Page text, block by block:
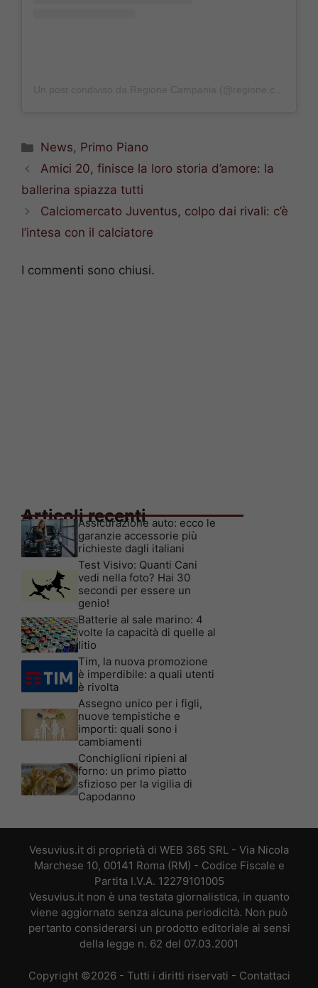
Categorie
News, Primo Piano
Amici 20, finisce la loro storia d’amore: la
ballerina spiazza tutti
Calciomercato Juventus, colpo dai rivali: c’è
l’intesa con il calciatore
I commenti sono chiusi.
Articoli recenti
Assicurazione auto: ecco le
garanzie accessorie più
richieste dagli italiani
Test Visivo: Quanti Cani
vedi nella foto? Hai 30
secondi per essere un
genio!
Batterie al sale marino: 4
volte la capacità di quelle al
litio
Tim, la nuova promozione
è imperdibile: a quali utenti
è rivolta
Assegno unico per i figli,
nuove tempistiche e
importi: quali sono i
cambiamenti
Conchiglioni ripieni al
forno: un primo piatto
sfizioso per la vigilia di
Capodanno
Vesuvius.it di proprietà di WEB 365 SRL - Via Nicola
Marchese 10, 00141 Roma (RM) - Codice Fiscale e
Partita I.V.A. 12279101005
Vesuvius.it non è una testata giornalistica, in quanto
viene aggiornato senza alcuna periodicità. Non può
pertanto considerarsi un prodotto editoriale ai sensi
della legge n. 62 del 07.03.2001
Copyright ©2026 - Tutti i diritti riservati - Contattaci